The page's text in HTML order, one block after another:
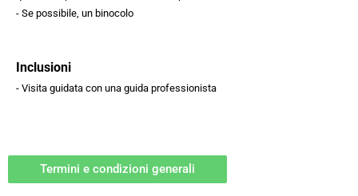
- Se possibile, un binocolo
Inclusioni
- Visita guidata con una guida professionista
Termini e condizioni generali